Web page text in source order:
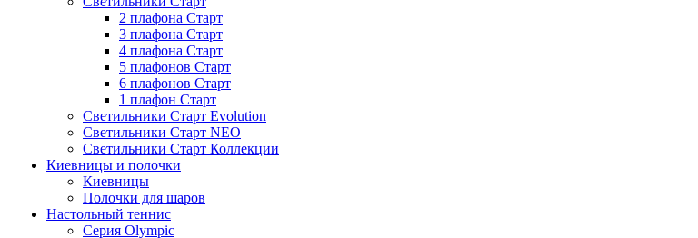
2 плафона Старт
3 плафона Старт
4 плафона Старт
5 плафонов Старт
6 плафонов Старт
1 плафон Старт
Светильники Старт Evolution
Светильники Старт NEO
Светильники Старт Коллекции
Киевницы и полочки
Киевницы
Полочки для шаров
Настольный теннис
Серия Olympic